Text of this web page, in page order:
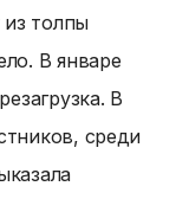
толпы
В январе
В
среди